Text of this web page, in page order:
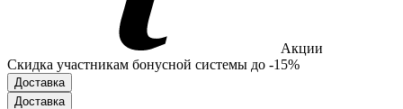
Акции
Скидка участникам бонусной системы до -15%
Доставка
Доставка